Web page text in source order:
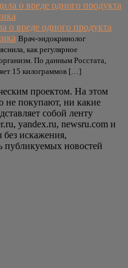
о вреде одного продукта
Врач-эндокринолог
как регулярное
По данным Росстата,
15 килограммов […]
проектом. На этом
не покупают, ни какие
собой ленту
yandex.ru, newsru.com и
искажения,
публикуемых новостей